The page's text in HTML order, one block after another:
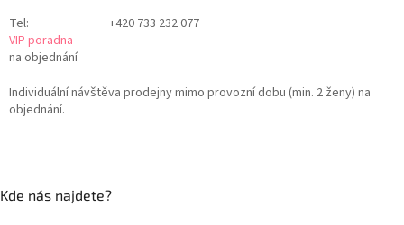
Tel:
+420 733 232 077
VIP poradna
na objednání
Individuální návštěva prodejny mimo provozní dobu (min. 2 ženy) na
objednání.
Kde nás najdete?